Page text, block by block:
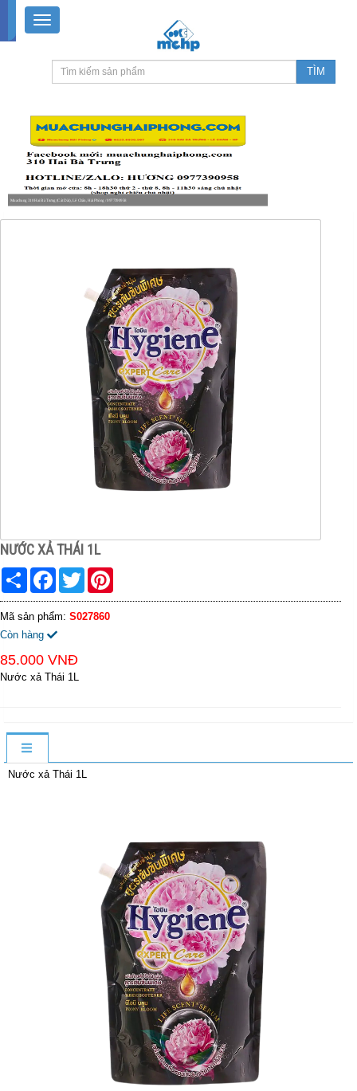
Muachung 310 Hai Bà Trưng (Cát Dài), Lê Chân, Hải Phòng / 0977390958
NƯỚC XẢ THÁI 1L
Share FacebookTwitter
Mã sản phẩm: S027860
Còn hàng
85.000 VNĐ
Nước xả Thái 1L
Nước xả Thái 1L